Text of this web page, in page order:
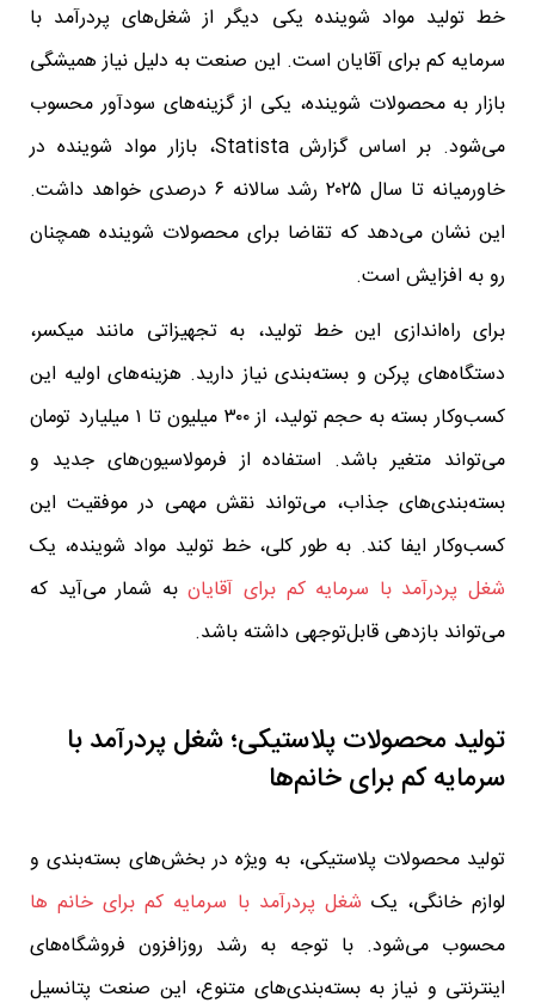
خط تولید مواد شوینده یکی دیگر از شغل‌های پردرآمد با
سرمایه کم برای آقایان است. این صنعت به دلیل نیاز همیشگی
بازار به محصولات شوینده، یکی از گزینه‌های سودآور محسوب
می‌شود. بر اساس گزارش Statista، بازار مواد شوینده در
خاورمیانه تا سال ۲۰۲۵ رشد سالانه ۶ درصدی خواهد داشت.
این نشان می‌دهد که تقاضا برای محصولات شوینده همچنان
رو به افزایش است.
برای راه‌اندازی این خط تولید، به تجهیزاتی مانند میکسر،
دستگاه‌های پرکن و بسته‌بندی نیاز دارید. هزینه‌های اولیه این
کسب‌وکار بسته به حجم تولید، از ۳۰۰ میلیون تا ۱ میلیارد تومان
می‌تواند متغیر باشد. استفاده از فرمولاسیون‌های جدید و
بسته‌بندی‌های جذاب، می‌تواند نقش مهمی در موفقیت این
کسب‌وکار ایفا کند. به طور کلی، خط تولید مواد شوینده، یک
شغل پردرآمد با سرمایه کم برای آقایانبه شمار می‌آید که
می‌تواند بازدهی قابل‌توجهی داشته باشد.
تولید محصولات پلاستیکی؛ شغل پردرآمد با
سرمایه کم برای خانم‌ها
تولید محصولات پلاستیکی، به ویژه در بخش‌های بسته‌بندی و
لوازم خانگی، یک شغل پردرآمد با سرمایه کم برای خانم‌ ها
محسوب می‌شود. با توجه به رشد روزافزون فروشگاه‌های
اینترنتی و نیاز به بسته‌بندی‌های متنوع، این صنعت پتانسیل